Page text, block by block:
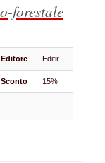
forestale
Editore Edifir
Sconto 15%